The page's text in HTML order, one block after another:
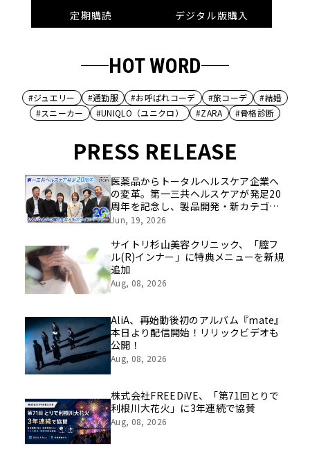
定期購読
デジタル版購入
HOT WORD
#ジュエリー #通勤服 #お呼ばれコーデ #旅コーデ
#結婚
#スニーカー
#UNIQLO（ユニクロ） #ZARA #骨格診断
PRESS RELEASE
医薬品からトータルヘルスケア企業へ
の変革。第一三共ヘルスケアが発足20
周年を記念し、製品開発・新カテゴリ
挑戦の舞台や旧社統合時のエピソード
像を公開！
Jun, 19, 2026
サイトリ杉山美容クリニック、「膣フ
ル(R)インナー」に特典メニューを新規
追加
Aug, 08, 2026
AliA、再始動後初のアルバム『mate』
本日より配信開始！リリックビデオも
公開！
Aug, 08, 2026
株式会社FREEDiVE、「第71回とりで
利根川大花火」に3年連続で協賛
Aug, 08, 2026